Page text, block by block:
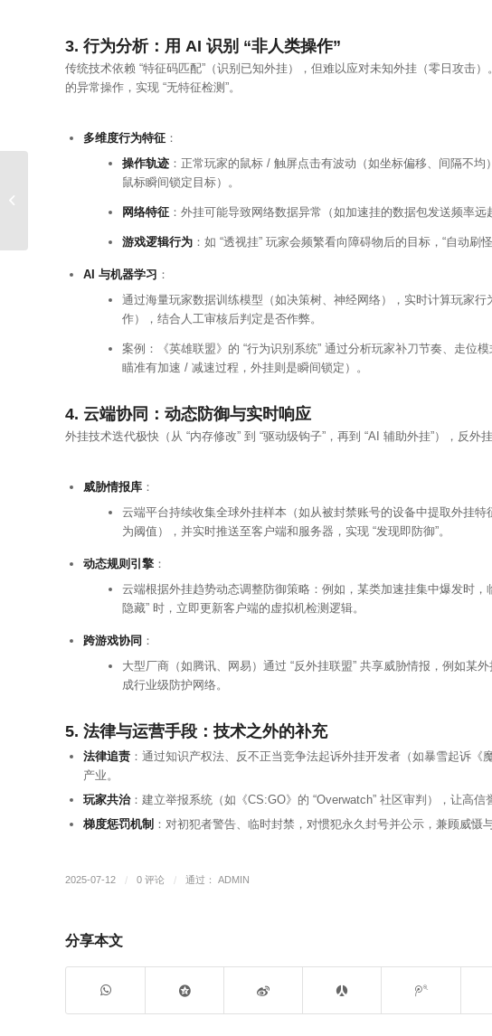
3. 行为分析：用 AI 识别 “非人类操作”
传统技术依赖 “特征码匹配”（识别已知外挂），但难以应对未知外挂（零日攻击）
的异常操作，实现 “无特征检测”。
多维度行为特征 ：
操作轨迹 ：正常玩家的鼠标 / 触屏点击有波动（如坐标偏移、间隔不
鼠标瞬间锁定目标）。
网络特征 ：外挂可能导致网络数据异常（如加速挂的数据包发送频率
游戏逻辑行为 ：如 “透视挂” 玩家会频繁看向障碍物后的目标，“自动刷
AI 与机器学习 ：
通过海量玩家数据训练模型（如决策树、神经网络），实时计算玩家
作），结合人工审核后判定是否作弊。
案例：《英雄联盟》的 “行为识别系统” 通过分析玩家补刀节奏、走位
瞄准有加速 / 减速过程，外挂则是瞬间锁定）。
4. 云端协同：动态防御与实时响应
外挂技术迭代极快（从 “内存修改” 到 “驱动级钩子”，再到 “AI 辅助外挂”），反外
威胁情报库 ：
云端平台持续收集全球外挂样本（如从被封禁账号的设备中提取外挂
为阈值），并实时推送至客户端和服务器，实现 “发现即防御”。
动态规则引擎 ：
云端根据外挂趋势动态调整防御策略：例如，某类加速挂集中爆发时
隐藏” 时，立即更新客户端的虚拟机检测逻辑。
跨游戏协同 ：
大型厂商（如腾讯、网易）通过 “反外挂联盟” 共享威胁情报，例如某
成行业级防护网络。
5. 法律与运营手段：技术之外的补充
法律追责 ：通过知识产权法、反不正当竞争法起诉外挂开发者（如暴雪起诉《
产业。
玩家共治：建立举报系统（如《CS:GO》的 “Overwatch” 社区审判），让高信
梯度惩罚机制 ：对初犯者警告、临时封禁，对惯犯永久封号并公示，兼顾威慑
2025-07-12 / 0 评论 / 通过： ADMIN
分享本文
AI 反外挂的技术原理与